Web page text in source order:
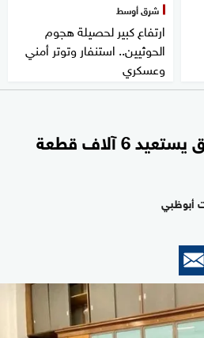
شرق أوسط
ارتفاع كبير لحصيلة هجوم
الحوثيين.. استنفار وتوتر أمني
وعسكري
بعد قرن كامل.. العراق يستعيد 6 آلاف قطعة